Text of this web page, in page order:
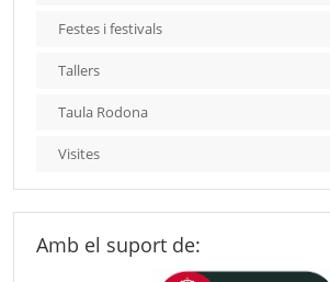
Festes i festivals
Tallers
Taula Rodona
Visites
Amb el suport de: